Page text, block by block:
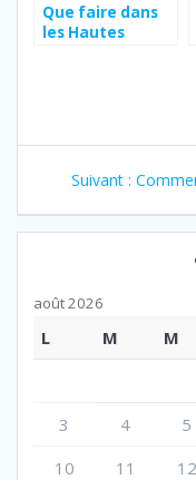
Que faire dans
les Hautes
de
Suivant : Article
août 2026
L M M
3
4 5
10
11 12